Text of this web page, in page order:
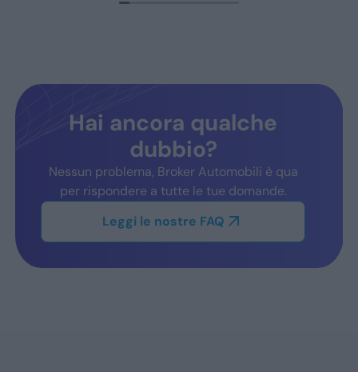
Hai ancora qualche
dubbio?
Nessun problema, Broker Automobili è qua
per rispondere a tutte le tue domande.
Leggi le nostre FAQ